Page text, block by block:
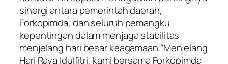
sinergi antara pemerintah daerah,
Forkopimda, dan seluruh pemangku
kepentingan dalam menjaga stabilitas
menjelang hari besar keagamaan.“Menjelang
Hari Raya Idulfitri, kami bersama Forkopimda